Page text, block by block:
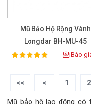
Mũ Bảo Hộ Rộng Vành
Longdar BH-MU-45
Rating:
100% Báo
<< < 1 2
Mũ bảo hộ lao động có